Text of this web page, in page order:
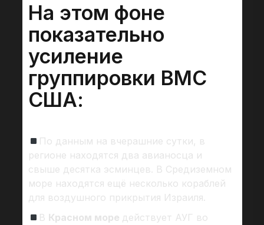
На этом фоне
показательно
усиление
группировки ВМС
США:
По данным на вчерашние сутки, в
регионе находятся два авианосца и
свыше десятка эсминцев. В Средиземном
море находятся ещё несколько кораблей
для воздушного прикрытия Израиля.
В Красном море действует АУГ во